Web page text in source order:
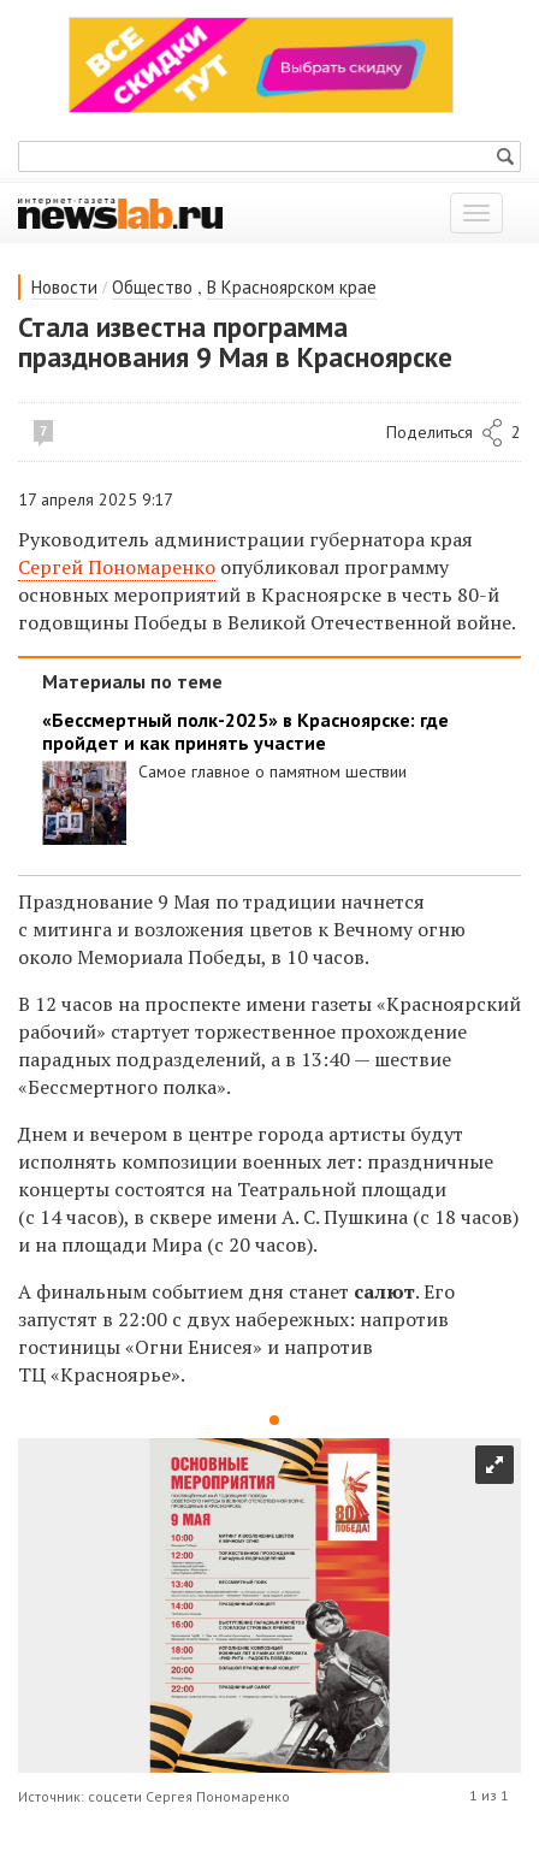
Показать
меню
Новости / Общество , В Красноярском крае
Стала известна программа
празднования 9 Мая в Красноярске
7 Поделиться 2
17 апреля 2025 9:17
Руководитель администрации губернатора края
Сергей Пономаренко опубликовал программу
основных мероприятий в Красноярске в честь 80-й
годовщины Победы в Великой Отечественной войне.
Материалы по теме
«Бессмертный полк-2025» в Красноярске: где
пройдет и как принять участие
Самое главное о памятном шествии
Празднование 9 Мая по традиции начнется
с митинга и возложения цветов к Вечному огню
около Мемориала Победы, в 10 часов.
В 12 часов на проспекте имени газеты «Красноярский
рабочий» стартует торжественное прохождение
парадных подразделений, а в 13:40 — шествие
«Бессмертного полка».
Днем и вечером в центре города артисты будут
исполнять композиции военных лет: праздничные
концерты состоятся на Театральной площади
(с 14 часов), в сквере имени А. С. Пушкина (с 18 часов)
и на площади Мира (с 20 часов).
А финальным событием дня станет салют. Его
запустят в 22:00 с двух набережных: напротив
гостиницы «Огни Енисея» и напротив
ТЦ «Красноярье».
Источник: соцсети Сергея Пономаренко 1 из 1